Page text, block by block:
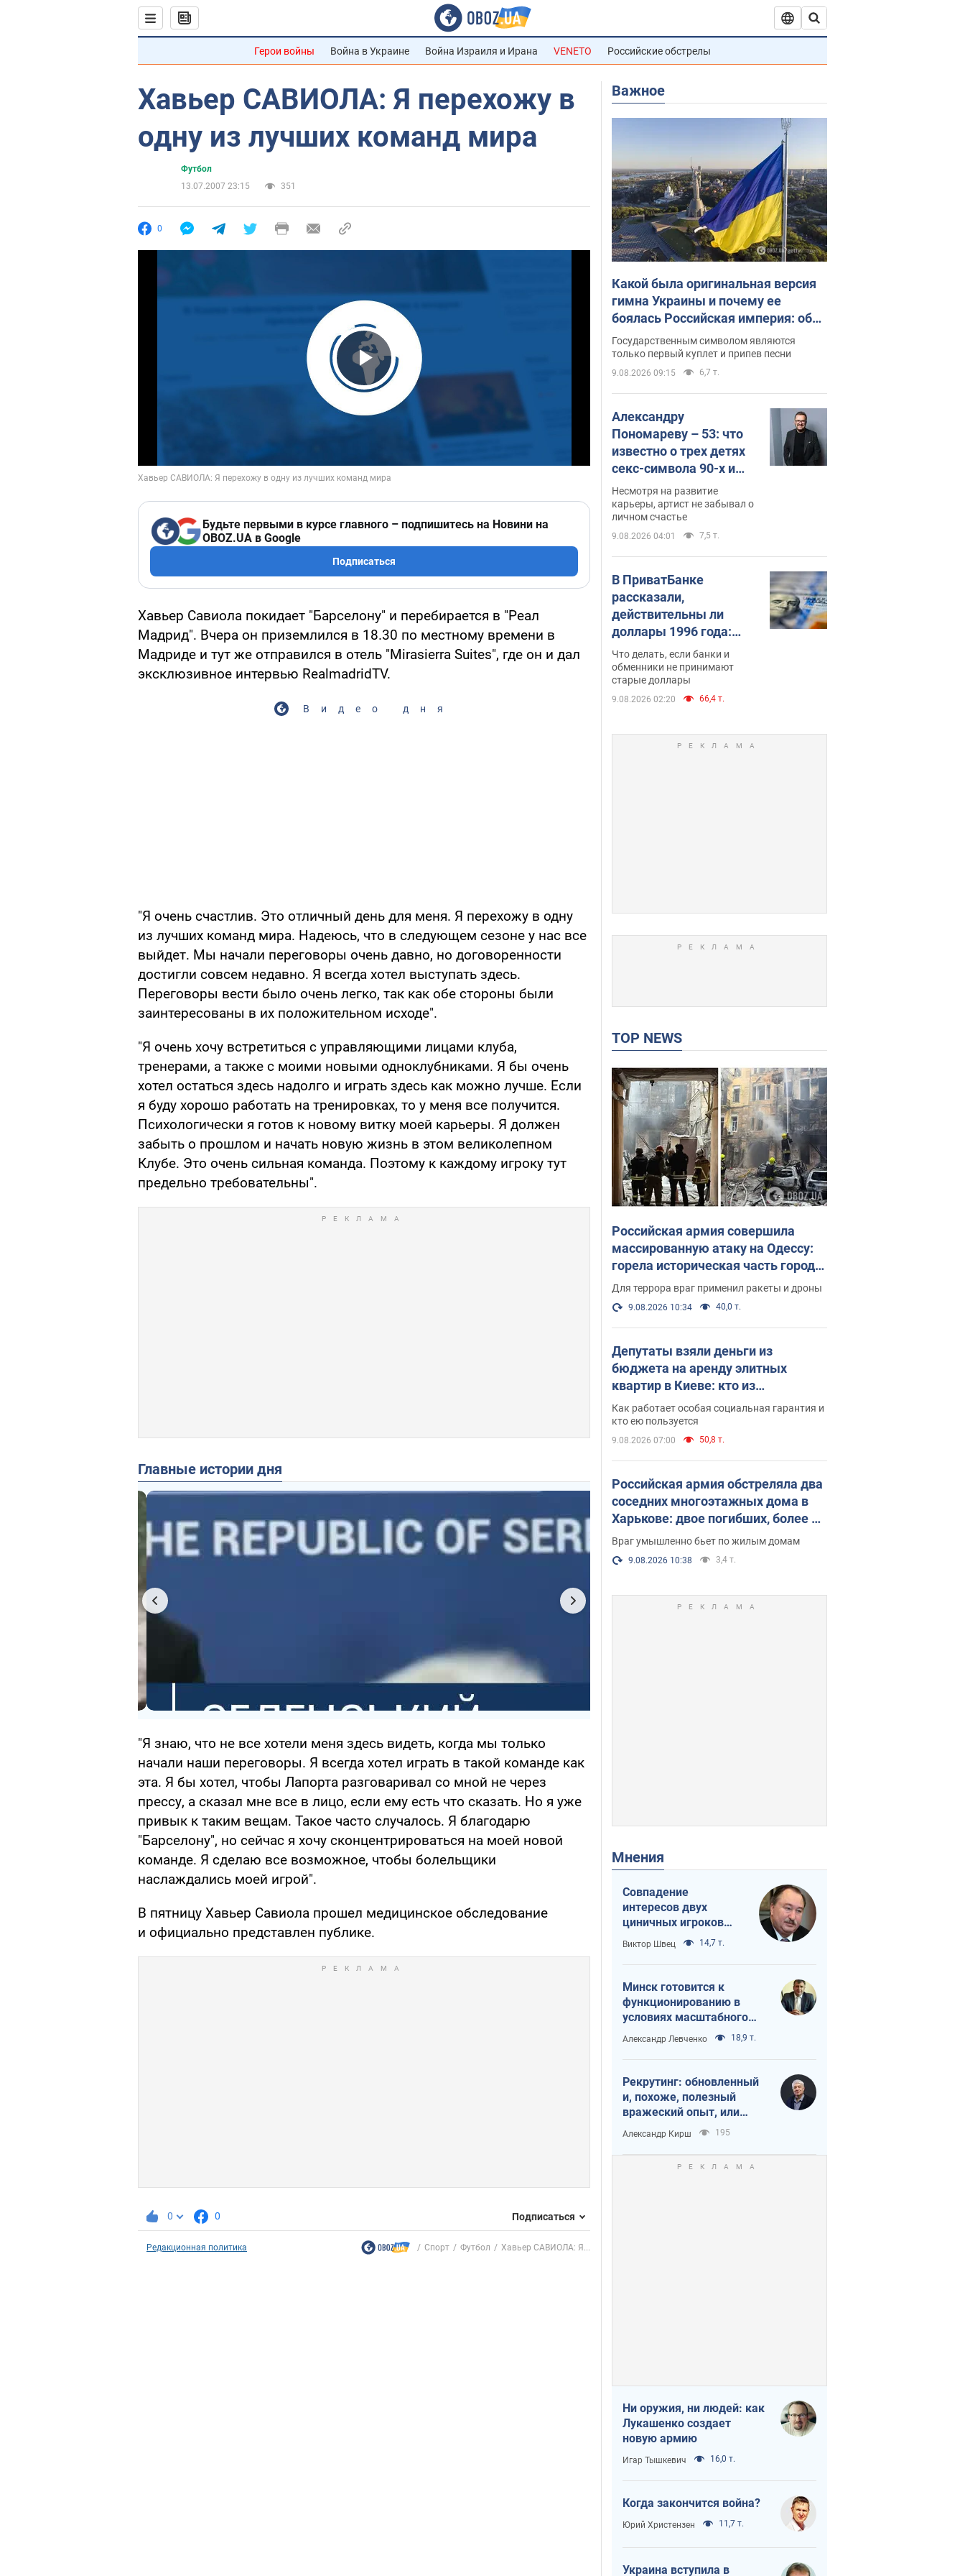
Герои войны Война в Украине Война Израиля и Ирана VENETO Российские обстрелы
Хавьер САВИОЛА: Я перехожу в
одну из лучших команд мира
Футбол
13.07.2007 23:15
351
0
Play Video
Будьте первыми в курсе главного – подпишитесь на Новини на
OBOZ.UA в Google
Подписаться
Хавьер Савиола покидает "Барселону" и перебирается в "Реал
Мадрид". Вчера он приземлился в 18.30 по местному времени в
Мадриде и тут же отправился в отель "Mirasierra Suites", где он и дал
эксклюзивное интервью RealmadridTV.
Видео дня
"Я очень счастлив. Это отличный день для меня. Я перехожу в одну
из лучших команд мира. Надеюсь, что в следующем сезоне у нас все
выйдет. Мы начали переговоры очень давно, но договоренности
достигли совсем недавно. Я всегда хотел выступать здесь.
Переговоры вести было очень легко, так как обе стороны были
заинтересованы в их положительном исходе".
"Я очень хочу встретиться с управляющими лицами клуба,
тренерами, а также с моими новыми одноклубниками. Я бы очень
хотел остаться здесь надолго и играть здесь как можно лучше. Если
я буду хорошо работать на тренировках, то у меня все получится.
Психологически я готов к новому витку моей карьеры. Я должен
забыть о прошлом и начать новую жизнь в этом великолепном
Клубе. Это очень сильная команда. Поэтому к каждому игроку тут
предельно требовательны".
Главные истории дня
"Я знаю, что не все хотели меня здесь видеть, когда мы только
начали наши переговоры. Я всегда хотел играть в такой команде как
эта. Я бы хотел, чтобы Лапорта разговаривал со мной не через
прессу, а сказал мне все в лицо, если ему есть что сказать. Но я уже
привык к таким вещам. Такое часто случалось. Я благодарю
"Барселону", но сейчас я хочу сконцентрироваться на моей новой
команде. Я сделаю все возможное, чтобы болельщики
наслаждались моей игрой".
В пятницу Хавьер Савиола прошел медицинское обследование
и официально представлен публике.
0 0 Подписаться
Редакционная политика Спорт Футбол Хавьер САВИОЛА: Я...
Важное
Какой была оригинальная версия
гимна Украины и почему ее
боялась Российская империя: об
этом не рассказывают в школе
Государственным символом являются
только первый куплет и припев песни
9.08.2026 09:15 6,7 т.
Александру
Пономареву – 53: что
известно о трех детях
секс-символа 90-х и
как они выглядят
Несмотря на развитие
карьеры, артист не забывал о
личном счастье
9.08.2026 04:01 7,5 т.
В ПриватБанке
рассказали,
действительны ли
доллары 1996 года:
принимают ли
обменники и банки
такие купюры
Что делать, если банки и
обменники не принимают
старые доллары
9.08.2026 02:20 66,4 т.
TOP NEWS
Российская армия совершила
массированную атаку на Одессу:
горела историческая часть города,
есть пострадавшие. Фото и видео
Для террора враг применил ракеты и дроны
9.08.2026 10:34 40,0 т.
Депутаты взяли деньги из
бюджета на аренду элитных
квартир в Киеве: кто из
парламентариев просил средства
и где поселился
Как работает особая социальная гарантия и
кто ею пользуется
9.08.2026 07:00 50,8 т.
Российская армия обстреляла два
соседних многоэтажных дома в
Харькове: двое погибших, более 20
пострадавших
Враг умышленно бьет по жилым домам
9.08.2026 10:38 3,4 т.
Мнения
Совпадение
интересов двух
циничных игроков
или тайный план
Трампа и Путина?
Виктор Швец 14,7 т.
Минск готовится к
функционированию в
условиях масштабного
военного кризиса
Александр Левченко 18,9 т.
Рекрутинг: обновленный
и, похоже, полезный
вражеский опыт, или
Диалектика
требовательной трусости
Александр Кирш 195
Ни оружия, ни людей: как
Лукашенко создает
новую армию
Игар Тышкевич 16,0 т.
Когда закончится война?
Юрий Христензен 11,7 т.
Украина вступила в